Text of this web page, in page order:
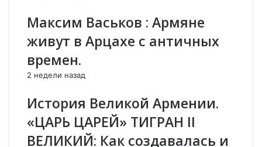
В
о
т
о
|
А
Р
М
л
и
у
п
о
Максим Васьков : Армяне
живут в Арцахе с античных
времен.
2 недели назад
История Великой Армении.
«ЦАРЬ ЦАРЕЙ» ТИГРАН II
ВЕЛИКИЙ: Как создавалась и